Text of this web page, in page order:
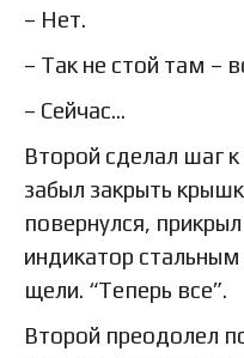
– Нет.
– Так не стой там –
– Сейчас…
Второй сделал шаг к
забыл закрыть
повернулся,
индикатор
щели. “Теперь все”.
Второй преодолел